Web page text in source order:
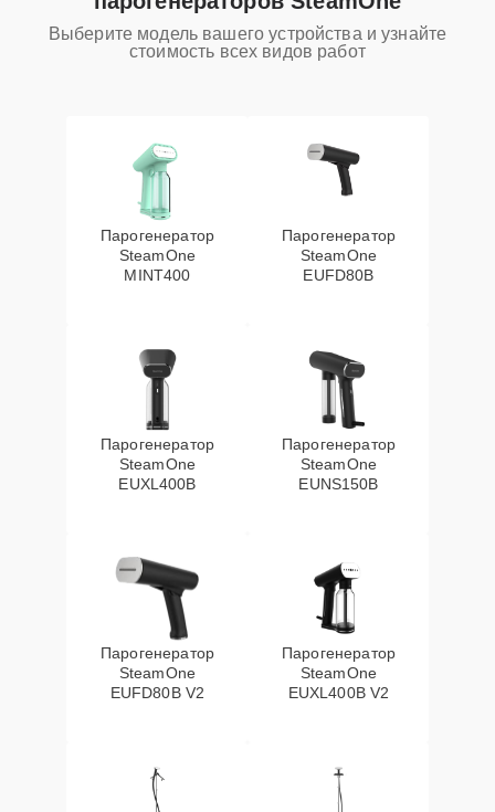
Выберите модель вашего устройства и узнайте
стоимость всех видов работ
Парогенератор
SteamOne
MINT400
Парогенератор
SteamOne
EUFD80B
Парогенератор
SteamOne
EUXL400B
Парогенератор
SteamOne
EUNS150B
Парогенератор
SteamOne
EUFD80B V2
Парогенератор
SteamOne
EUXL400B V2